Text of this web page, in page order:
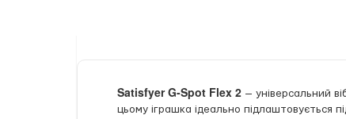
Satisfyer G-Spot Flex 2 — універсальний
цьому іграшка ідеально підлаштовується